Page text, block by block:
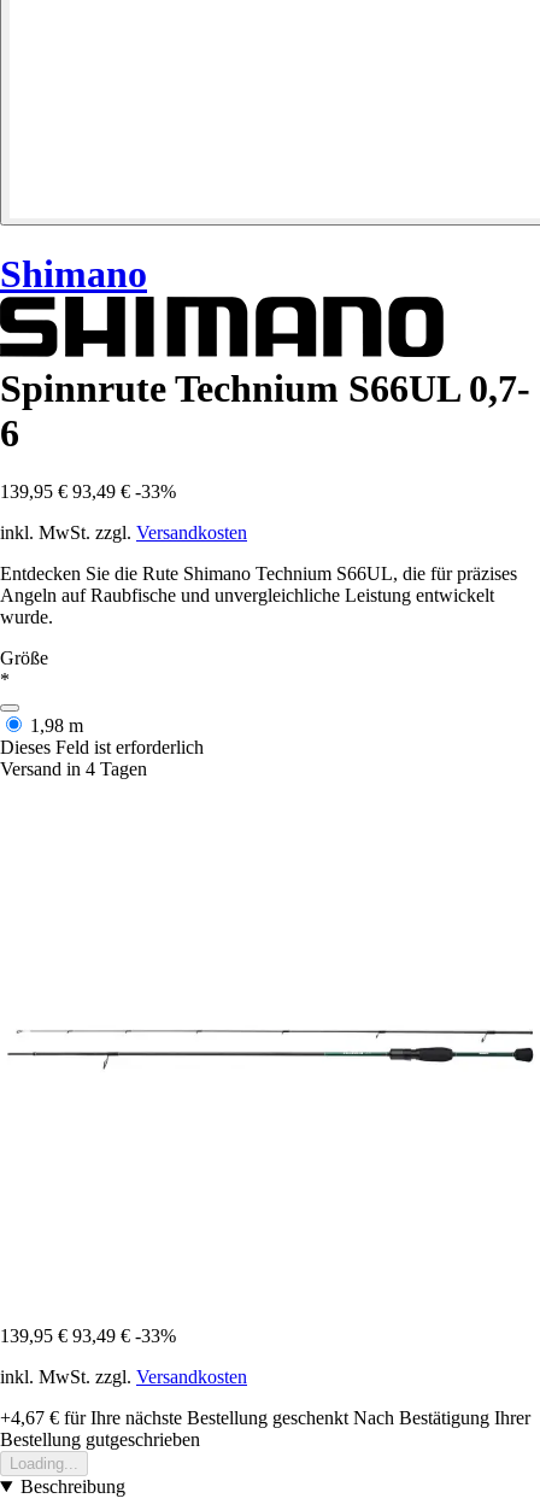
Shimano
Spinnrute Technium S66UL 0,7-
6
139,95 € 93,49 € -33%
inkl. MwSt. zzgl. Versandkosten
Entdecken Sie die Rute Shimano Technium S66UL, die für präzises
Angeln auf Raubfische und unvergleichliche Leistung entwickelt
wurde.
Größe
*
1,98 m
Dieses Feld ist erforderlich
Versand in 4 Tagen
139,95 € 93,49 € -33%
inkl. MwSt. zzgl. Versandkosten
+4,67 € für Ihre nächste Bestellung geschenkt Nach Bestätigung Ihrer
Bestellung gutgeschrieben
Loading...
Beschreibung